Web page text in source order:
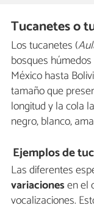
Tucanetes o
Los tucanetes (
bosques
México hasta
tamaño que
longitud y la cola
negro, blanco,
Ejemplos de
Las diferentes
variacionesen el
vocalizaciones.